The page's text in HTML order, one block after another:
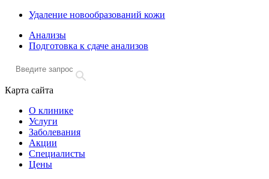
Удаление новообразований кожи
Анализы
Подготовка к сдаче анализов
Карта сайта
О клинике
Услуги
Заболевания
Акции
Специалисты
Цены